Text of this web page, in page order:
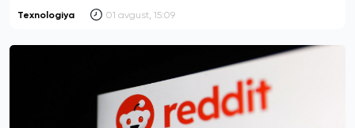
Texnologiya 01 avgust, 15:09